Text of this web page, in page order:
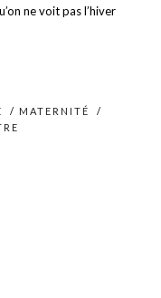
ne voit pas l’hiver
/ MATERNITÉ
/